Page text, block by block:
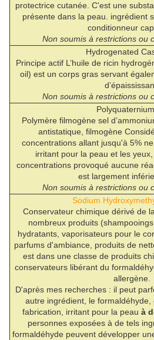
protectrice cutanée. C'est une
présente dans la peau. ingrédient
conditionneur
Non soumis à restrictions ou
Hydrogenated
Principe actif L’huile de ricin
oil) est un corps gras servant
Non soumis à restrictions ou
Polymère filmogène sel
antistatique, filmogène
concentrations allant jusqu'à 5%
irritant pour la peau et les
concentrations provoqué aucune
est largement
Non soumis à restrictions ou
Sodium
Conservateur chimique dérivé de
nombreux produits
hydratants, vaporisateurs pour le
parfums d'ambiance, produits de
est dans une classe de produits
conservateurs libérant du
allergène.
D'après mes recherches : il peut
autre ingrédient, le formaldéhyde,
fabrication, irritant pour la peau à
personnes exposées à de tels
formaldéhyde peuvent développer